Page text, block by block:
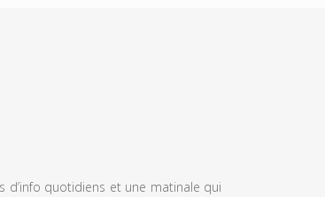
d’info quotidiens et une matinale qui